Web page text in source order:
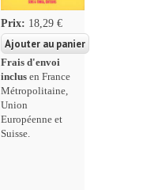
Prix: 18,29 €
Frais d'envoi
inclus en France
Métropolitaine,
Union
Européenne et
Suisse.